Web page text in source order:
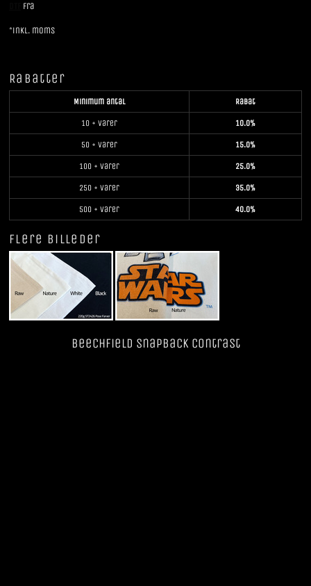
Fra
*inkl. moms
Rabatter
Minimum antal Rabat
10 + varer 10.0%
50 + varer 15.0%
100 + varer 25.0%
250 + varer 35.0%
500 + varer 40.0%
Flere billeder
Beechfield SnapBack Contrast